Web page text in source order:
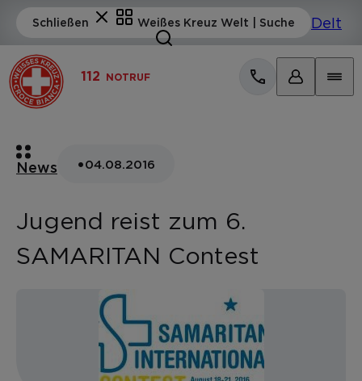
112 NOTRUF
News •04.08.2016
Jugend reist zum 6.
SAMARITAN Contest